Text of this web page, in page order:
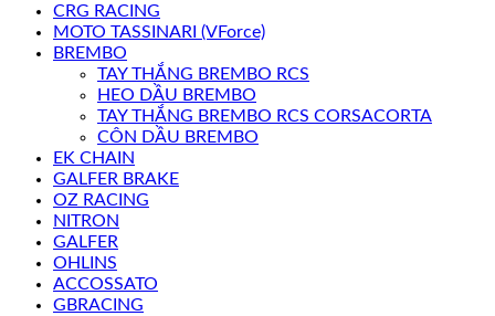
CRG RACING
MOTO TASSINARI (VForce)
BREMBO
TAY THẮNG BREMBO RCS
HEO DẦU BREMBO
TAY THẮNG BREMBO RCS CORSACORTA
CÔN DẦU BREMBO
EK CHAIN
GALFER BRAKE
OZ RACING
NITRON
GALFER
OHLINS
ACCOSSATO
GBRACING